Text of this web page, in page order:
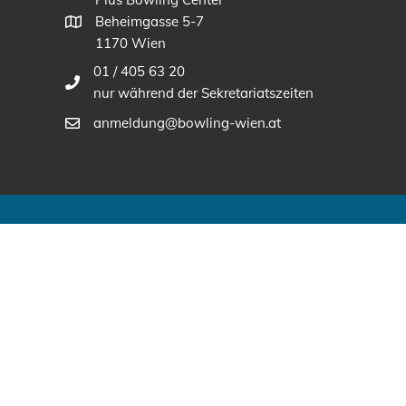
Beheimgasse 5-7
1170 Wien
01 / 405 63 20
nur während der Sekretariatszeiten
anmeldung@bowling-wien.at